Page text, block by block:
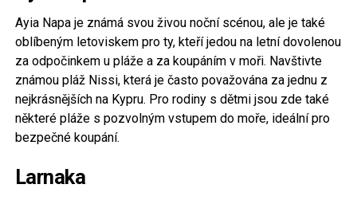
Ayia Napa je známá svou živou noční scénou, ale je také
oblíbeným letoviskem pro ty, kteří jedou na letní dovolenou
za odpočinkem u pláže a za koupáním v moři. Navštivte
známou pláž Nissi, která je často považována za jednu z
nejkrásnějších na Kypru. Pro rodiny s dětmi jsou zde také
některé pláže s pozvolným vstupem do moře, ideální pro
bezpečné koupání.
Larnaka